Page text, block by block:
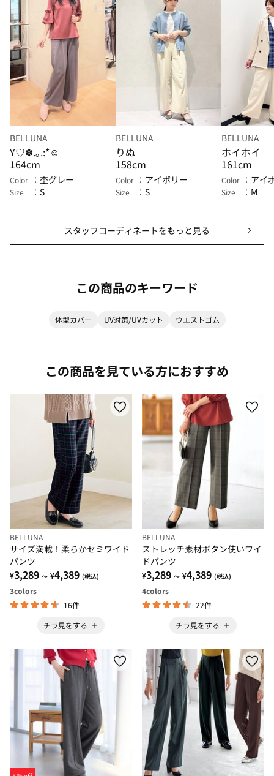
BELLUNA
Y♡✽.｡.:*☺︎
164cm
Color 杢グレー
Size S
BELLUNA
りぬ
158cm
Color アイボリー
Size S
BELLUNA
ホイホイ
161cm
Color アイ
Size M
スタッフコーディネートをもっと見る
この商品のキーワード
体型カバー UV対策/UVカット ウエストゴム
この商品を見ている方におすすめ
BELLUNA
サイズ満載！柔らかセミワイド
パンツ
¥3,289 ～ ¥4,389 (税込)
3colors
16件
チラ見をする
BELLUNA
ストレッチ素材ボタン使いワイ
ドパンツ
¥3,289 ～ ¥4,389 (税込)
4colors
22件
チラ見をする